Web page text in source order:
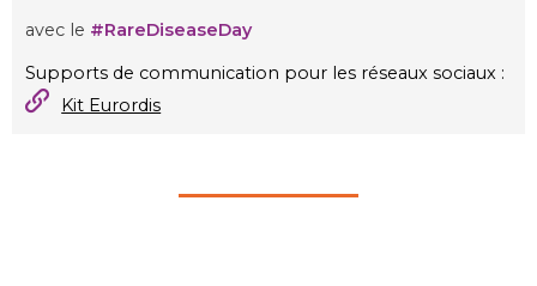
avec le #RareDiseaseDay
Supports de communication pour les réseaux sociaux :
Kit Eurordis